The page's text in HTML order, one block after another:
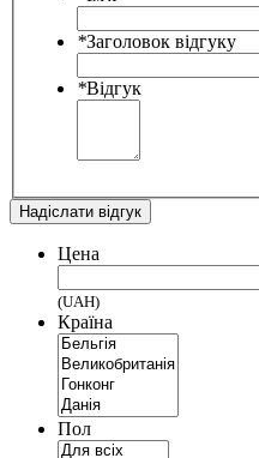
*Заголовок відгуку
*Відгук
Надіслати відгук
Цена
(UAH)
Країна
Пол